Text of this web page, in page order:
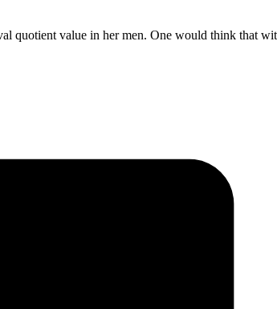
quotient value in her men. One would think that